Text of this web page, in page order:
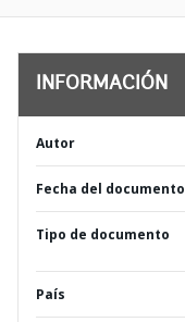
INFORMACIÓN
Autor
Fecha del documento
Tipo de documento
País